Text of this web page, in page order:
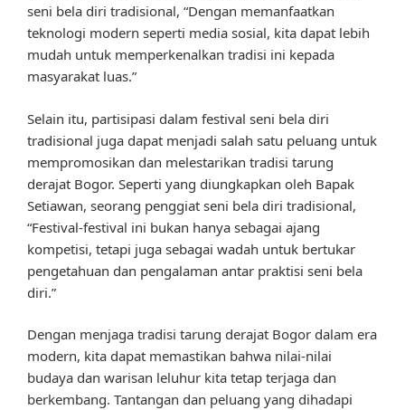
seni bela diri tradisional, “Dengan memanfaatkan
teknologi modern seperti media sosial, kita dapat lebih
mudah untuk memperkenalkan tradisi ini kepada
masyarakat luas.”
Selain itu, partisipasi dalam festival seni bela diri
tradisional juga dapat menjadi salah satu peluang untuk
mempromosikan dan melestarikan tradisi tarung
derajat Bogor. Seperti yang diungkapkan oleh Bapak
Setiawan, seorang penggiat seni bela diri tradisional,
“Festival-festival ini bukan hanya sebagai ajang
kompetisi, tetapi juga sebagai wadah untuk bertukar
pengetahuan dan pengalaman antar praktisi seni bela
diri.”
Dengan menjaga tradisi tarung derajat Bogor dalam era
modern, kita dapat memastikan bahwa nilai-nilai
budaya dan warisan leluhur kita tetap terjaga dan
berkembang. Tantangan dan peluang yang dihadapi